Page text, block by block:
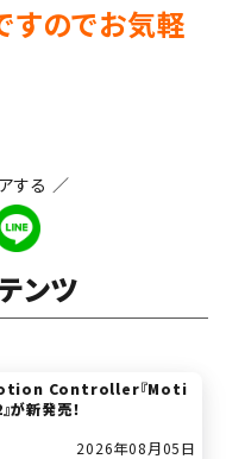
すのでお気軽
する ／
ンツ
Controller『Moti
新発売！
2026年08月05日